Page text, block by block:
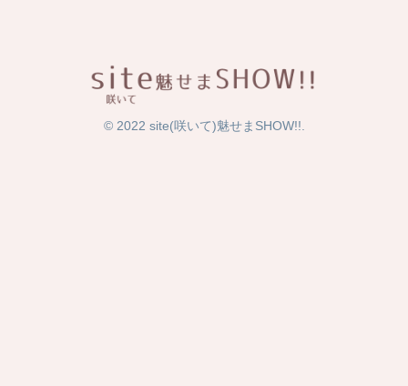
© 2022 site(咲いて)魅せまSHOW!!.